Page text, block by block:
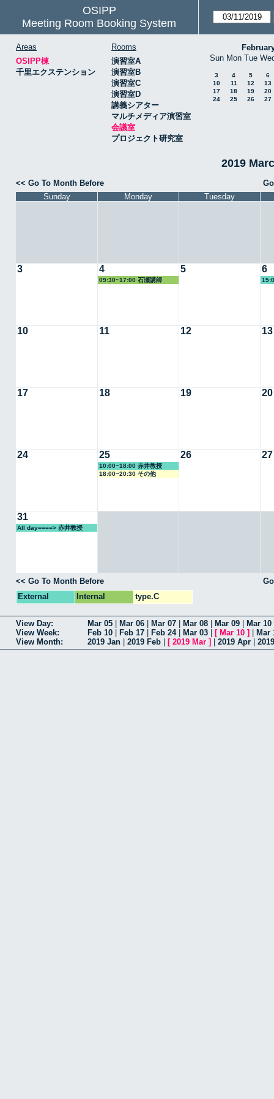
OSIPP
Meeting Room Booking System
Areas
OSIPP棟
千里エクステンション
Rooms
演習室A
演習室B
演習室C
演習室D
講義シアター
マルチメディア演習室
会議室
プロジェクト研究室
Sun Mon Tue
3 4 5
6
10
11 12
13
17
18 19
20
24
25 26 27
2019
<< Go To Month Before
Sunday
Monday Tuesday
3 4
09:30~17:00 石瀬講師
5 6
10 11 12 13
17 18 19 20
24 25
10:00~18:00 赤井教授
18:00~20:30 その他
26 27
31
All day====> 赤井教授
<< Go To Month Before
External
Internal type.C
View Day: Mar 05 Mar 06 Mar 07 Mar 08 Mar 09 Mar 10
View Week:
Feb 10 Feb 17 Feb 24| Mar 03 [ Mar 10 ]
Mar
View Month:
2019 Jan 2019 Feb [ 2019 Mar ] 2019 Apr